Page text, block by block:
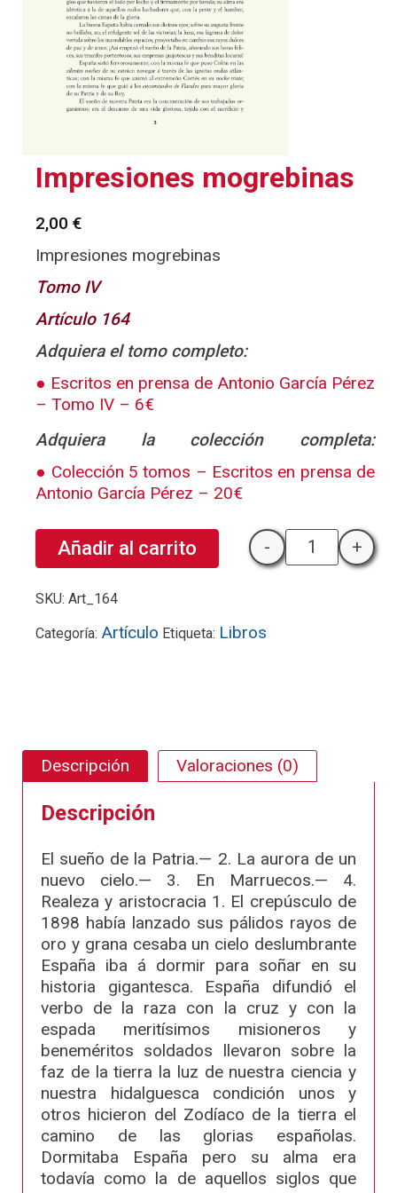
Impresiones mogrebinas
2,00 €
Impresiones mogrebinas
Tomo IV
Artículo 164
Adquiera el tomo completo:
Escritos en prensa de Antonio García Pérez
– Tomo IV – 6€
Adquiera la colección completa:
Colección 5 tomos – Escritos en prensa de
Antonio García Pérez – 20€
Impresiones
- +
Añadir al carrito
SKU: Art_164
Categoría: Artículo Etiqueta: Libros
Descripción Valoraciones (0)
Descripción
El sueño de la Patria.— 2. La aurora de un
nuevo cielo.— 3. En Marruecos.— 4.
Realeza y aristocracia 1. El crepúsculo de
1898 había lanzado sus pálidos rayos de
oro y grana cesaba un cielo deslumbrante
España iba á dormir para soñar en su
historia gigantesca. España difundió el
verbo de la raza con la cruz y con la
espada meritísimos misioneros y
beneméritos soldados llevaron sobre la
faz de la tierra la luz de nuestra ciencia y
nuestra hidalguesca condición unos y
otros hicieron del Zodíaco de la tierra el
camino de las glorias españolas.
Dormitaba España pero su alma era
todavía como la de aquellos siglos que